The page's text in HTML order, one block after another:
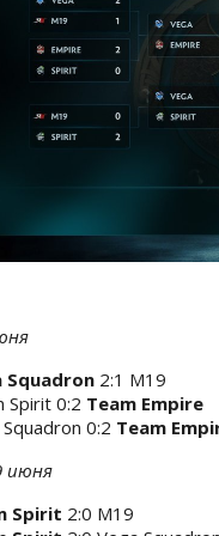
Squadron 2:1 M19
Spirit 0:2 Team Empire
0:2 Team
июня
Spirit 2:0 M19